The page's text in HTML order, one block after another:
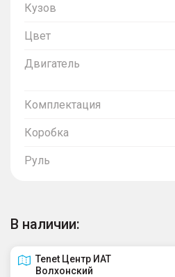
Кузов
Цвет
Двигатель
Комплектация
Коробка
Руль
В наличии:
Tenet Центр ИАТ
Волхонский